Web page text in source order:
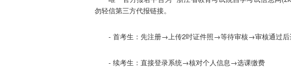
勿轻信第三方代报链接。
- 首考生：先注册→上传2吋证件照→等待审核→审核通过后
- 续考生：直接登录系统→核对个人信息→选课缴费